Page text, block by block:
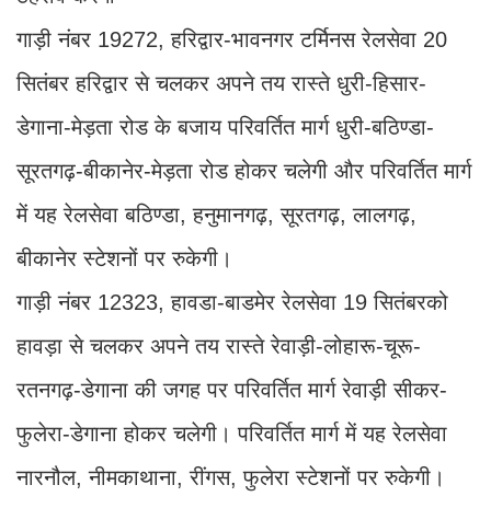
गाड़ी नंबर 19272, हरिद्वार-भावनगर टर्मिनस रेलसेवा 20
सितंबर हरिद्वार से चलकर अपने तय रास्ते धुरी-हिसार-
डेगाना-मेड़ता रोड के बजाय परिवर्तित मार्ग धुरी-बठिण्डा-
सूरतगढ़-बीकानेर-मेड़ता रोड होकर चलेगी और परिवर्तित मार्ग
में यह रेलसेवा बठिण्डा, हनुमानगढ़, सूरतगढ़, लालगढ़,
बीकानेर स्टेशनों पर रुकेगी।
गाड़ी नंबर 12323, हावडा-बाडमेर रेलसेवा 19 सितंबरको
हावड़ा से चलकर अपने तय रास्ते रेवाड़ी-लोहारू-चूरू-
रतनगढ़-डेगाना की जगह पर परिवर्तित मार्ग रेवाड़ी सीकर-
फुलेरा-डेगाना होकर चलेगी। परिवर्तित मार्ग में यह रेलसेवा
नारनौल, नीमकाथाना, रींगस, फुलेरा स्टेशनों पर रुकेगी।